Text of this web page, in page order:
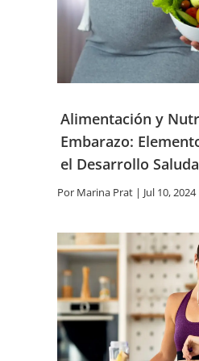
Alimentación y
Embarazo:
el Desarrollo
Por Marina Prat | Jul 10, 2024